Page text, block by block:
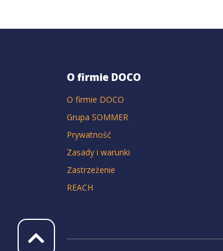
O firmie DOCO
O firmie DOCO
Grupa SOMMER
Prywatność
Zasady i warunki
Zastrzeżenie
REACH